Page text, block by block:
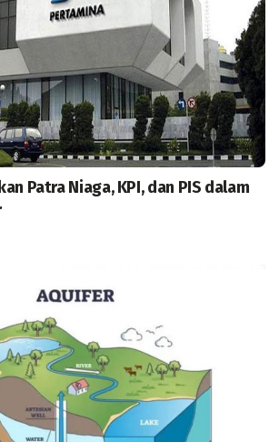
Patra Niaga, KPI, dan PIS dalam